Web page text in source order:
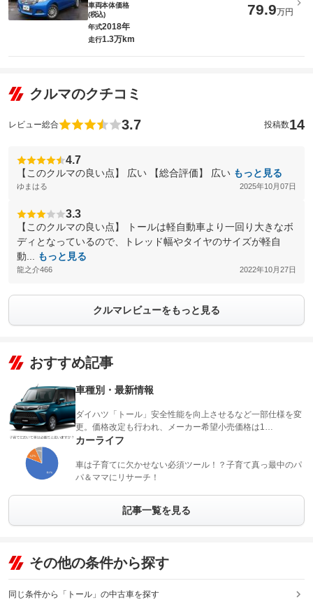
車両本体価格
(税込)
79.9万円
年式2018年
走行1.3万km
クルマのクチコミ
レビュー総合 3.7 投稿数14
4.7
【このクルマの良い点】 広い 【総合評価】 広い もっと見る
ゆまはる 2025年10月07日
3.3
【このクルマの良い点】 トールは軽自動車より一回り大きなボ
ディとなっているので、トレッド幅やタイヤのサイズが軽自
動...
もっと見る
龍之介466 2022年10月27日
クルマレビューをもっと見る
おすすめ記事
車種別・最新情報
ダイハツ「トール」安全性能を向上させるなど一部仕様を変
更。価格改定も行われ、メーカー希望小売価格は1…
カーライフ
車は子育てに欠かせない必須ツール！？子育て真っ最中のパ
パ＆ママにリサーチ！
記事一覧を見る
その他の条件から探す
同じ条件から「トール」の中古車を探す